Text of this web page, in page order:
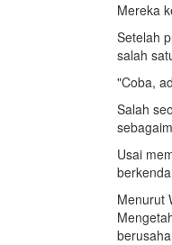
Mereka
Setelah
salah
"Coba,
Salah
Usai
Menurut